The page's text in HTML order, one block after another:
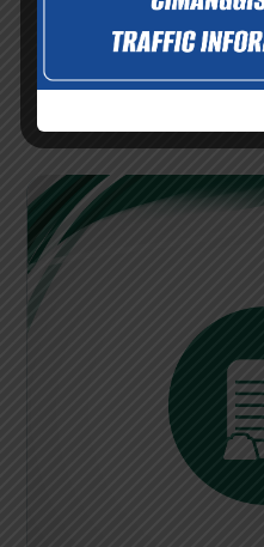
Informasi
Informasi dan dukungan